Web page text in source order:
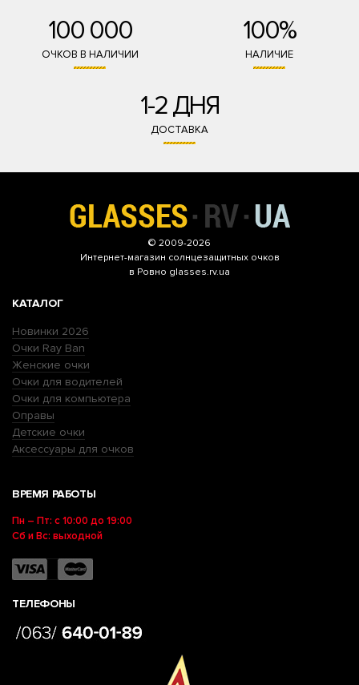
100 000
ОЧКОВ В НАЛИЧИИ
100%
НАЛИЧИЕ
1-2 ДНЯ
ДОСТАВКА
© 2009-2026
Интернет-магазин солнцезащитных очков
в Ровно glasses.rv.ua
КАТАЛОГ
Новинки 2026
Очки Ray Ban
Женские очки
Очки для водителей
Очки для компьютера
Оправы
Детские очки
Аксессуары для очков
ВРЕМЯ РАБОТЫ
Пн – Пт: с 10:00 до 19:00
Сб и Вс: выходной
ТЕЛЕФОНЫ